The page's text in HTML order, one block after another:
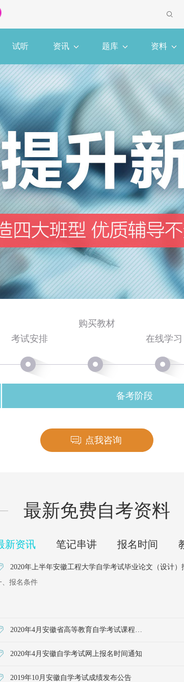
试听 资讯 题库 资料
考试安排
购买教材
在线学习
备考阶段
点我咨询
最新免费自考资料
新资讯 笔记串讲 报名时间
2020年上半年安徽工程大学自学考试毕业论文（设计）
、报名条件
2020年4月安徽省高等教育自学考试课程安排
2020年4月安徽自学考试网上报名时间通知
2019年10月安徽自学考试成绩发布公告